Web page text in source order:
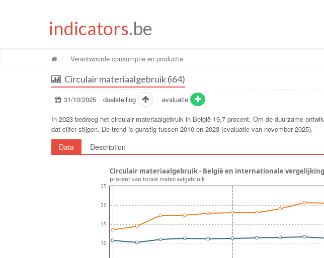
indicators.be
Verantwoorde consumptie en productie
Circulair materiaalgebruik (i64)
31/10/2025 doelstelling evaluatie
In 2023 bedroeg het circulair materiaalgebruik in België 19,7 procent. Om de duurzame-
dat cijfer stijgen. De trend is gunstig tussen 2010 en 2023 (evaluatie van november 2025).
Data Description
10
15
20
25
Circulair materiaalgebruik - België en internationale vergelijking
procent van totale materiaalgebruik